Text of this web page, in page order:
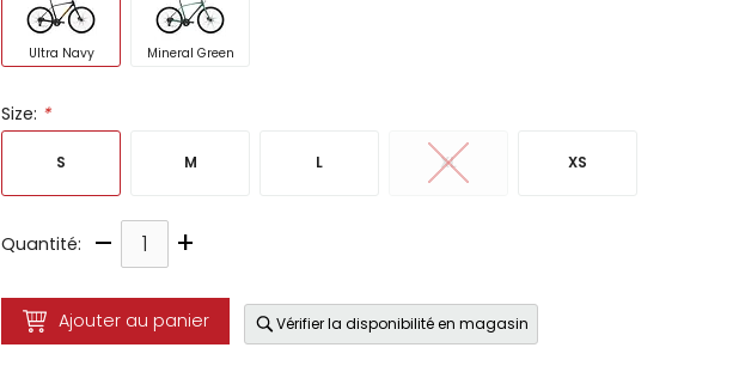
Ultra Navy Mineral Green
Size: *
S M L XL XS
Quantité: – +
Ajouter au panier Vérifier la disponibilité en magasin